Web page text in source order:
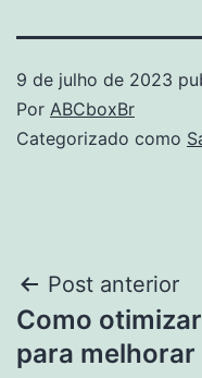
9 de julho de 2023
Por ABCboxBr
Categorizado como
Navegação
de
Post anterior
Como
para melhorar